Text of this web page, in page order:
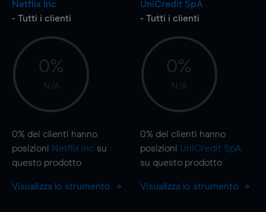
Netflix Inc
- Tutti i clienti
0%
N/A
0% dei clienti hanno
posizioni Netflix Inc su
questo prodotto
Visualizza lo strumento
UniCredit SpA
- Tutti i clienti
0%
N/A
0% dei clienti hanno
posizioni UniCredit SpA
su questo prodotto
Visualizza lo strumento